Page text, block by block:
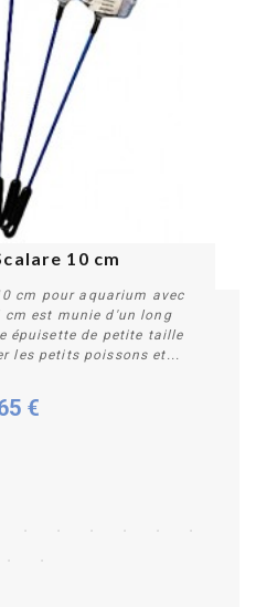
10 cm
cm pour aquarium avec
est munie d'un long
épuisette de petite taille
les petits poissons et...
€